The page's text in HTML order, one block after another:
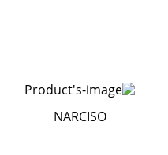
NARCISO